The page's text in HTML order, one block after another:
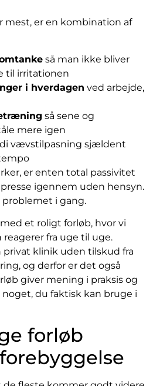
mest, er en kombination af
så man ikke bliver
til irritationen
i hverdagen ved arbejde,
så sene og
mere igen
vævstilpasning sjældent
er enten total passivitet
igennem uden hensyn.
i gang.
et roligt forløb, hvor vi
fra uge til uge.
privat klinik uden tilskud fra
og derfor er det også
giver mening i praksis og
du faktisk kan bruge i
forløb